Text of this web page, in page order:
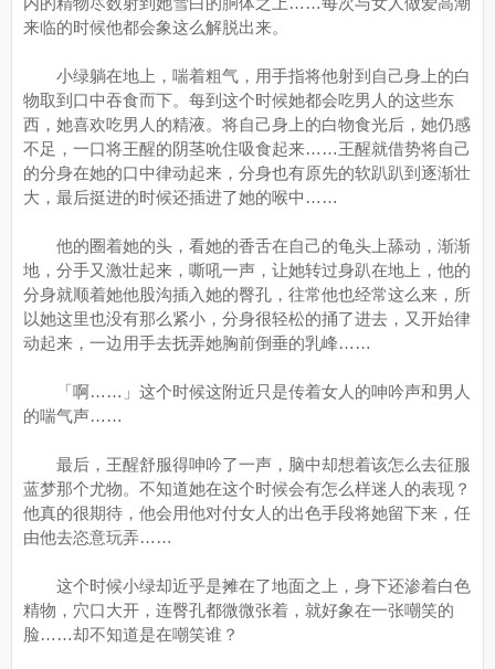
来临的时候他都会象这么解脱出来。
小绿躺在地上，喘着粗气，用手指将他射到自己身上的白
物取到口中吞食而下。每到这个时候她都会吃男人的这些东
西，她喜欢吃男人的精液。将自己身上的白物食光后，她仍感
不足，一口将王醒的阴茎吮住吸食起来……王醒就借势将自己
的分身在她的口中律动起来，分身也有原先的软趴趴到逐渐壮
大，最后挺进的时候还插进了她的喉中……
他的圈着她的头，看她的香舌在自己的龟头上舔动，渐渐
地，分手又激壮起来，嘶吼一声，让她转过身趴在地上，他的
分身就顺着她他股沟插入她的臀孔，往常他也经常这么来，所
以她这里也没有那么紧小，分身很轻松的捅了进去，又开始律
动起来，一边用手去抚弄她胸前倒垂的乳峰……
「啊……」这个时候这附近只是传着女人的呻吟声和男人
的喘气声……
最后，王醒舒服得呻吟了一声，脑中却想着该怎么去征服
蓝梦那个尤物。不知道她在这个时候会有怎么样迷人的表现？
他真的很期待，他会用他对付女人的出色手段将她留下来，任
由他去恣意玩弄……
这个时候小绿却近乎是摊在了地面之上，身下还渗着白色
精物，穴口大开，连臀孔都微微张着，就好象在一张嘲笑的
脸……却不知道是在嘲笑谁？